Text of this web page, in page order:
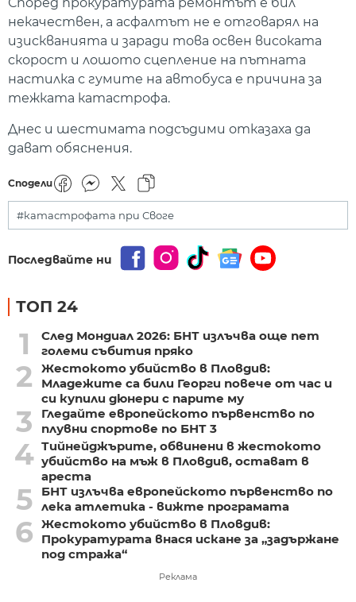
некачествен, а асфалтът не е отговарял на
изискванията и заради това освен високата
скорост и лошото сцепление на пътната
настилка с гумите на автобуса е причина за
тежката катастрофа.
Днес и шестимата подсъдими отказаха да
дават обяснения.
Сподели
#катастрофата при Своге
Последвайте ни
ТОП 24
1
След Мондиал 2026: БНТ излъчва още пет
големи събития пряко
2
Жестокото убийство в Пловдив:
Младежите са били Георги повече от час и
си купили дюнери с парите му
3
Гледайте европейското първенство по
плувни спортове по БНТ 3
4 Тийнейджърите, обвинени в жестокото
убийство на мъж в Пловдив, остават в
ареста
5
БНТ излъчва европейското първенство по
лека атлетика - вижте програмата
6 Жестокото убийство в Пловдив:
Прокуратурата внася искане за „задържане
под стража“
Реклама